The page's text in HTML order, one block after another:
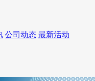
公司动态 最新活动